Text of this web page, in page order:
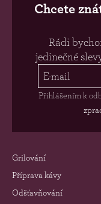
Chcete
Rádi
jedinečné
Přihlášením k
Grilování
Příprava kávy
Odšťavňování